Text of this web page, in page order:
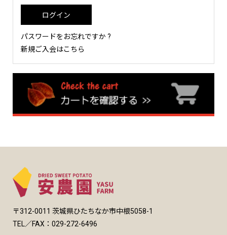
パスワードをお忘れですか ?
新規ご入会はこちら
〒312-0011 茨城県ひたちなか市中根5058-1
TEL／FAX：029-272-6496